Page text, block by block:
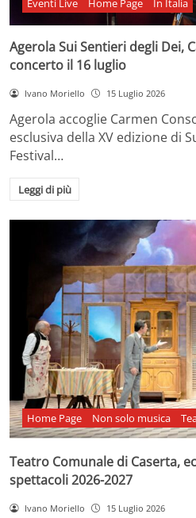
Eventi Live Home Page In Italia
Agerola Sui Sentieri degli Dei,
concerto il 16 luglio
Ivano Moriello 15 Luglio 2026
Agerola accoglie Carmen
esclusiva della XV edizione di
Festival…
Leggi di più
Home Page Non solo musica
Teatro Comunale di Caserta,
spettacoli 2026-2027
Ivano Moriello 15 Luglio 2026